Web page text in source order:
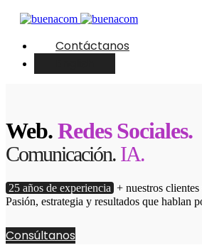
Contáctanos
Web.Redes Sociales.
Comunicación. IA.
25 años de experiencia + nuestros
Pasión, estrategia y resultados que hablan
Consúltanos